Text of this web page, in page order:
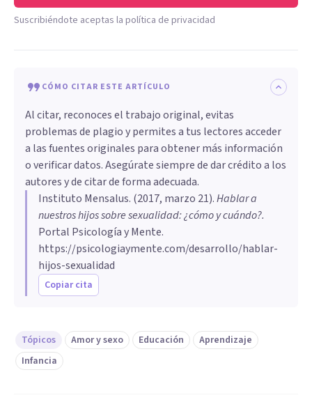
Suscribiéndote aceptas la política de privacidad
CÓMO CITAR ESTE ARTÍCULO
Al citar, reconoces el trabajo original, evitas
problemas de plagio y permites a tus lectores acceder
a las fuentes originales para obtener más información
o verificar datos. Asegúrate siempre de dar crédito a los
autores y de citar de forma adecuada.
Instituto Mensalus. (2017, marzo 21).Hablar a
nuestros hijos sobre sexualidad: ¿cómo y cuándo?.
Portal Psicología y Mente.
https://psicologiaymente.com/desarrollo/hablar-
hijos-sexualidad
Copiar cita
Tópicos Amor y sexo Educación
Aprendizaje
Infancia